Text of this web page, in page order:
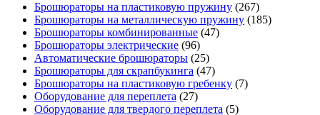
Брошюраторы на пластиковую пружину (267)
Брошюраторы на металлическую пружину (185)
Брошюраторы комбинированные (47)
Брошюраторы электрические (96)
Автоматические брошюраторы (25)
Брошюраторы для скрапбукинга (47)
Брошюраторы на пластиковую гребенку (7)
Оборудование для переплета (27)
Оборудование для твердого переплета (5)